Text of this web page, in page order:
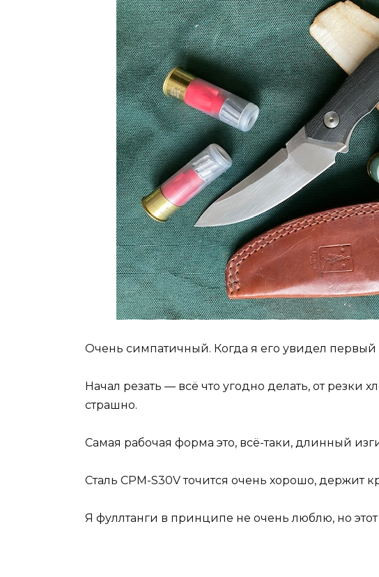
Очень симпатичный. Когда я его увидел
Начал резать — всё что угодно делать, от резки
страшно.
Самая рабочая форма это, всё-таки, длинный
Сталь CPM-S30V точится очень хорошо, держит
Я фуллтанги в принципе не очень люблю, но